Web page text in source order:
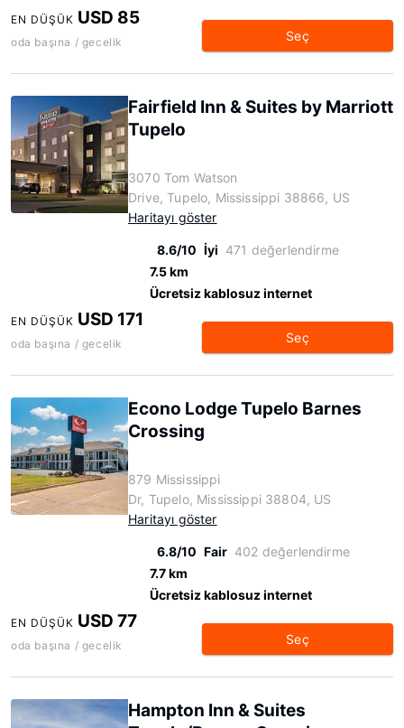
EN DÜŞÜK USD 85
oda başına / gecelik Seç
Fairfield Inn & Suites by Marriott
Tupelo
3070 Tom Watson
Drive, Tupelo, Mississippi 38866, US
Haritayı göster
8.6/10 İyi 471 değerlendirme
7.5 km
Ücretsiz kablosuz internet
EN DÜŞÜK USD 171
oda başına / gecelik Seç
Econo Lodge Tupelo Barnes
Crossing
879 Mississippi
Dr, Tupelo, Mississippi 38804, US
Haritayı göster
6.8/10 Fair 402 değerlendirme
7.7 km
Ücretsiz kablosuz internet
EN DÜŞÜK USD 77
oda başına / gecelik Seç
Hampton Inn & Suites